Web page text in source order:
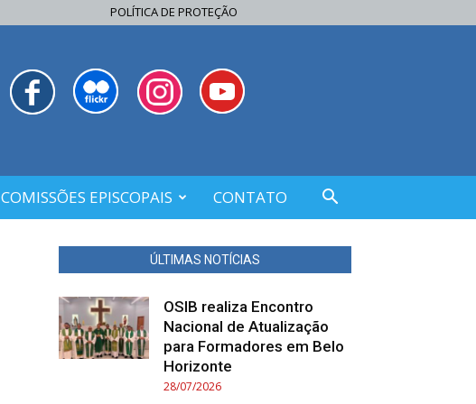
POLÍTICA DE PROTEÇÃO
COMISSÕES EPISCOPAIS CONTATO
ÚLTIMAS NOTÍCIAS
OSIB realiza Encontro
Nacional de Atualização
para Formadores em Belo
Horizonte
28/07/2026